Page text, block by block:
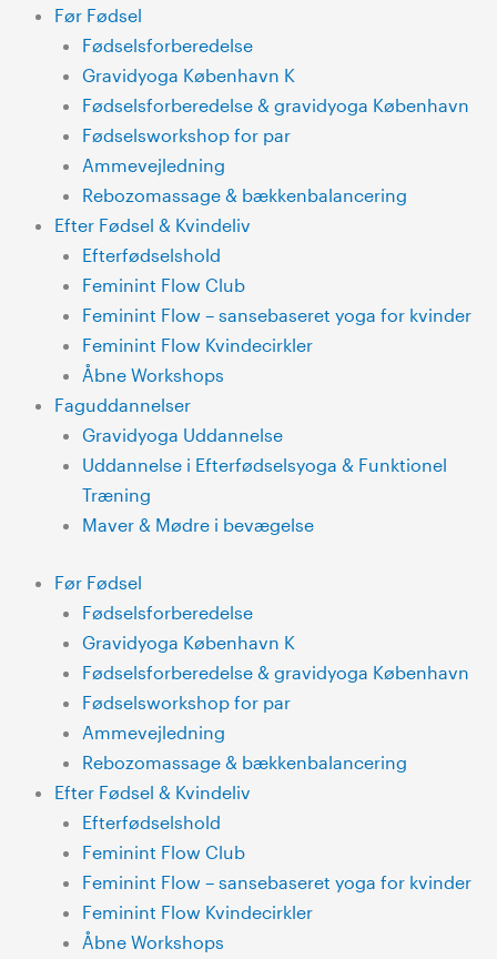
content
Før Fødsel
Fødselsforberedelse
Gravidyoga København K
Fødselsforberedelse & gravidyoga København
Fødselsworkshop for par
Ammevejledning
Rebozomassage & bækkenbalancering
Efter Fødsel & Kvindeliv
Efterfødselshold
Feminint Flow Club
Feminint Flow – sansebaseret yoga for kvinder
Feminint Flow Kvindecirkler
Åbne Workshops
Faguddannelser
Gravidyoga Uddannelse
Uddannelse i Efterfødselsyoga & Funktionel
Træning
Maver & Mødre i bevægelse
Før Fødsel
Fødselsforberedelse
Gravidyoga København K
Fødselsforberedelse & gravidyoga København
Fødselsworkshop for par
Ammevejledning
Rebozomassage & bækkenbalancering
Efter Fødsel & Kvindeliv
Efterfødselshold
Feminint Flow Club
Feminint Flow – sansebaseret yoga for kvinder
Feminint Flow Kvindecirkler
Åbne Workshops
Main